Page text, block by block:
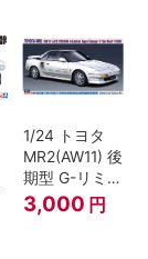
1/24 トヨタ
MR2(AW11) 後
期型 G-リミテ
ッド スーパー
チャージャー
3,000 円